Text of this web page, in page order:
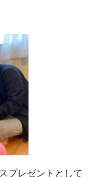
プレゼントとして